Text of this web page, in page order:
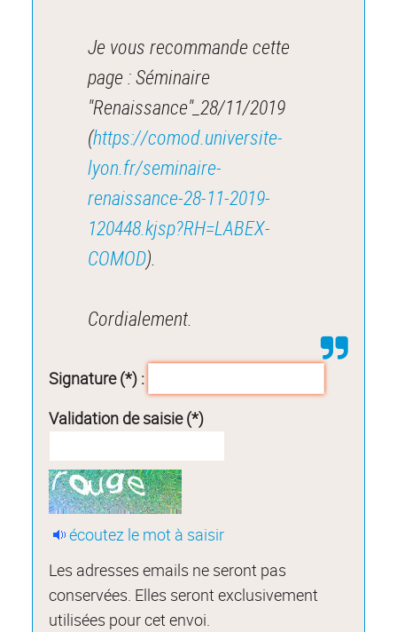
Je vous recommande cette
page : Séminaire
"Renaissance"_28/11/2019
(https://comod.universite-
lyon.fr/seminaire-
renaissance-28-11-2019-
120448.kjsp?RH=LABEX-
COMOD).
Cordialement.
Signature (*) :
Validation de saisie (*)
écoutez le mot à saisir
Les adresses emails ne seront pas
conservées. Elles seront exclusivement
utilisées pour cet envoi.